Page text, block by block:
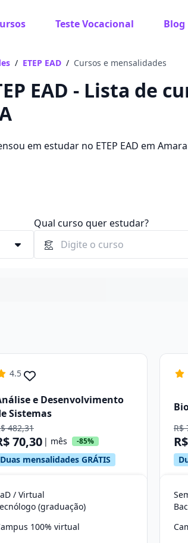
Teste Vocacional Blog
Vamos te guiar no caminho ideal para seus
Sim, já sei
/ ETEP EAD / Cursos e mensalidades
EAD - Lista de
em estudar no ETEP EAD em
Qual curso quer estudar?
4.5
e Desenvolvimento
Sistemas
482,31
70,30 | mês -85%
Duas mensalidades GRÁTIS
/ Virtual
(graduação)
100% virtual
R$